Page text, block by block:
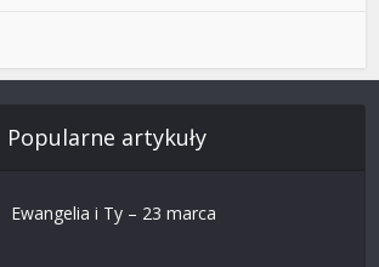
Popularne artykuły
Ewangelia i Ty – 23 marca